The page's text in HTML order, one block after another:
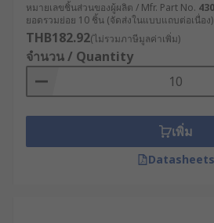
หมายเลขชิ้นส่วนของผู้ผลิต / Mfr. Part No.
ยอดรวมย่อย 10 ชิ้น (จัดส่งในแบบแถบต่อเนื่อง)
THB182.92(ไม่รวมภาษีมูลค่าเพิ่ม)
จำนวน / Quantity
เพิ่ม
Datasheets